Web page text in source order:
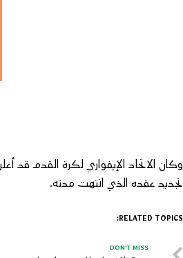
تجديد عقده الذي انتهت مدته.
RELATED TOPICS:
DON'T MISS